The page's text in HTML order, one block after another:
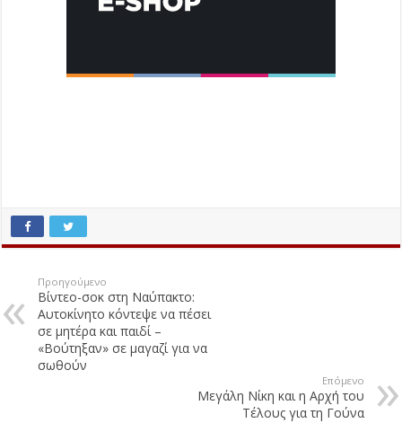
Προηγούμενο
Βίντεο-σοκ στη Ναύπακτο:
Αυτοκίνητο κόντεψε να πέσει
σε μητέρα και παιδί –
«Βούτηξαν» σε μαγαζί για να
σωθούν
Επόμενο
Μεγάλη Νίκη και η Αρχή του
Τέλους για τη Γούνα